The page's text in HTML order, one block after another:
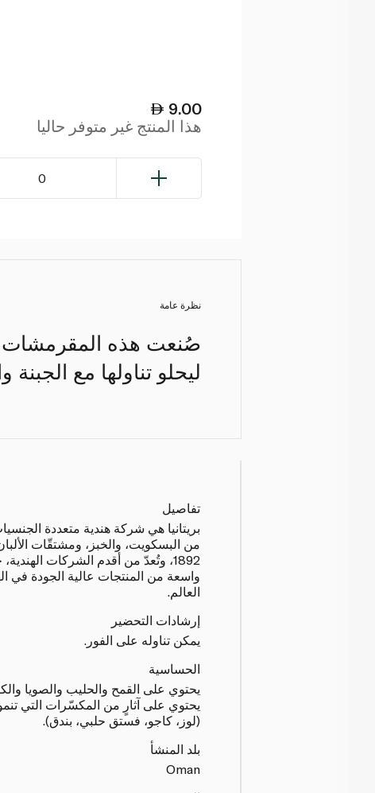
9.00
هذا المنتج غير متوفر حاليا
0
نظرة عامة
صُنعت هذه المقرمشات
ليحلو تناولها مع الجبنة
تفاصيل
بريتانيا هي شركة هندية متعددة
من البسكويت، والخبز، ومشتقّات
1892، وتُعدّ من أقدم الشركات
واسعة من المنتجات عالية الجودة في
العالم.
إرشادات التحضير
يمكن تناوله على الفور.
الحساسية
يحتوي على القمح والحليب والصويا
يحتوي على آثارٍ من المكسّرات التي
(لوز، كاجو، فستق حلبي، بندق).
بلد المنشأ
Oman